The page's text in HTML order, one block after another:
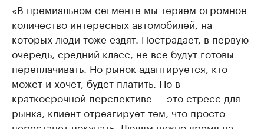
«В премиальном сегменте мы теряем огромное
количество интересных автомобилей, на
которых люди тоже ездят. Пострадает, в первую
очередь, средний класс, не все будут готовы
переплачивать. Но рынок адаптируется, кто
может и хочет, будет платить. Но в
краткосрочной перспективе — это стресс для
рынка, клиент отреагирует тем, что просто